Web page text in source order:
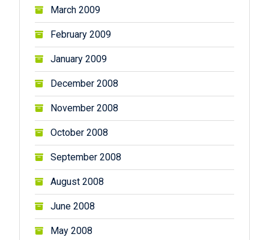
March 2009
February 2009
January 2009
December 2008
November 2008
October 2008
September 2008
August 2008
June 2008
May 2008